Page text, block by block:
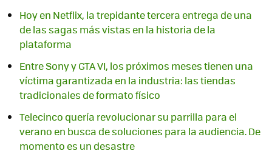
Hoy en Netflix, la trepidante tercera entrega de una
de las sagas más vistas en la historia de la
plataforma
Entre Sony y GTA VI, los próximos meses tienen una
víctima garantizada en la industria: las tiendas
tradicionales de formato físico
Telecinco quería revolucionar su parrilla para el
verano en busca de soluciones para la audiencia. De
momento es un desastre